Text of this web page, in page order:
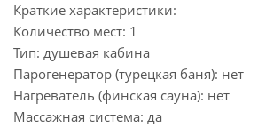
Краткие характеристики:
Количество мест: 1
Тип: душевая кабина
Парогенератор (турецкая баня): нет
Нагреватель (финская сауна): нет
Массажная система: да